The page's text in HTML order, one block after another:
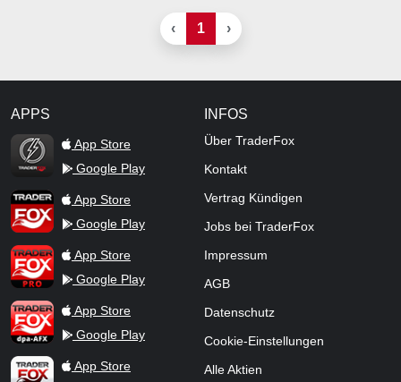
‹ 1 ›
APPS
TraderFox Flash
App Store
Google Play
TraderFox AppApp Store
Google Play
TraderFox ProApp Store
Google Play
TraderFox dpa-AFX ProFeed
App Store
Google Play
TraderFox Live Trading
App Store
INFOS
Über TraderFox
Kontakt
Vertrag Kündigen
Jobs bei TraderFox
Impressum
AGB
Datenschutz
Cookie-Einstellungen
Alle Aktien